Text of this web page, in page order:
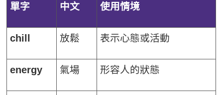
單字 中文 使用情境
chill 放鬆 表示心態或活動
energy 氣場 形容人的狀態